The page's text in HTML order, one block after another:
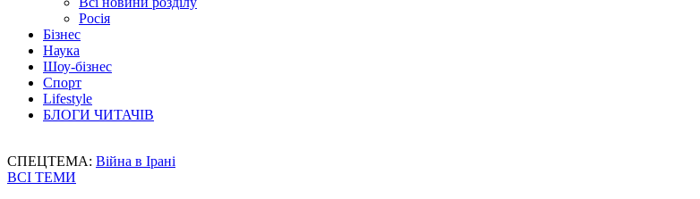
Росія
Бізнес
Наука
Шоу-бізнес
Спорт
Lifestyle
БЛОГИ ЧИТАЧІВ
СПЕЦТЕМА: Війна в Ірані
ВСІ ТЕМИ